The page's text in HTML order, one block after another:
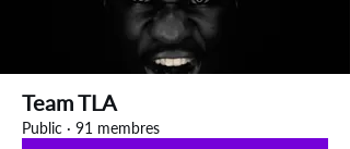
Team TLA
Public · 91 membres